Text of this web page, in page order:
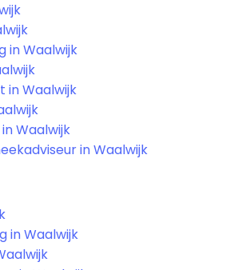
in Waalwijk
in Waalwijk
Waalwijk
in Waalwijk
in Waalwijk